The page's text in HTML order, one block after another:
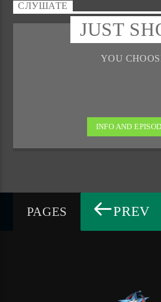
СЛУШАТЕ
JUST
YOU
INFO AND
PAGES PREV